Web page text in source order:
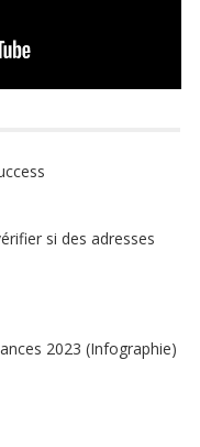
si des adresses
2023 (Infographie)